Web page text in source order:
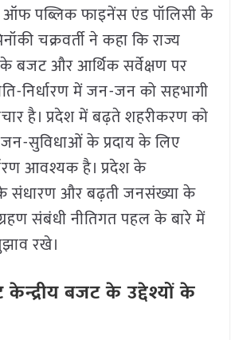
पब्लिक फाइनेंस एंड पॉलिसी के
चक्रवर्ती ने कहा कि राज्य
के बजट और आर्थिक सर्वेक्षण पर
निर्धारण में जन-जन को सहभागी
है। प्रदेश में बढ़ते शहरीकरण को
सुविधाओं के प्रदाय के लिए
आवश्यक है। प्रदेश के
के संधारण और बढ़ती जनसंख्या के
संबंधी नीतिगत पहल के बारे में
रखे।
बजट के उद्देश्यों के